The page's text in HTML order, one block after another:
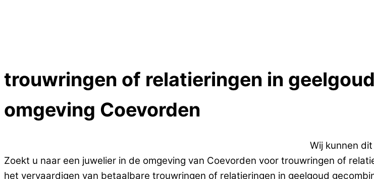
trouwringen of relatieringen in
omgeving Coevorden
Wij kunnen
Zoekt u naar een juwelier in de omgeving van Coevorden voor trouwringen of
het vervaardigen van betaalbare trouwringen of relatieringen in geelgoud